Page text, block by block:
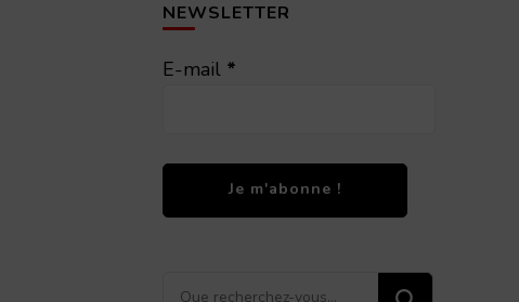
NEWSLETTER
E-mail *
Vous